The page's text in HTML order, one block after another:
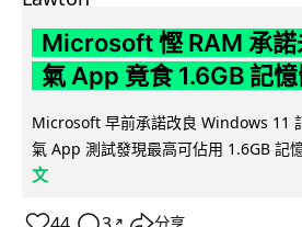
Microsoft 慳 RAM 承諾
氣 App 竟食 1.6GB 記
Microsoft 早前承諾改良 Windows 11
氣 App 測試發現最高可佔用 1.6GB 記
文
↗